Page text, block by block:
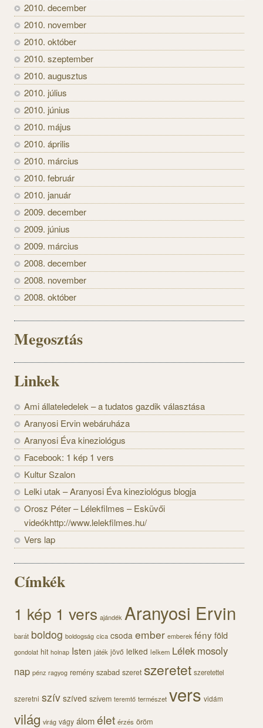
2010. december
2010. november
2010. október
2010. szeptember
2010. augusztus
2010. július
2010. június
2010. május
2010. április
2010. március
2010. február
2010. január
2009. december
2009. június
2009. március
2008. december
2008. november
2008. október
Megosztás
Linkek
Ami állateledelek – a tudatos gazdik választása
Aranyosi Ervin webáruháza
Aranyosi Éva kineziológus
Facebook: 1 kép 1 vers
Kultur Szalon
Lelki utak – Aranyosi Éva kineziológus blogja
Orosz Péter – Lélekfilmes – Esküvői
videókhttp://www.lelekfilmes.hu/
Vers lap
Címkék
1 kép 1 vers ajándék Aranyosi Ervin
barát boldog boldogság cica csoda ember emberek fényföld
gondolat hit holnap Isten játék jövő lelked lelkem Lélek mosoly
nap pénz ragyog remény szabad szeret szeretet szeretettel
szeretni szív szíved szívem teremtő természet vers vidám
világ virág vágy álomélet érzés öröm